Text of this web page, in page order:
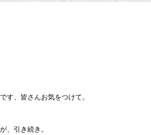
す、皆さんお気をつけて。
、引き続き。